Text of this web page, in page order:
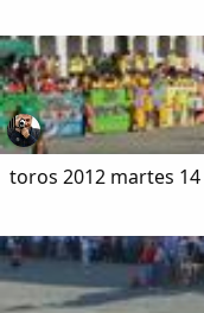
toros 2012 martes 14